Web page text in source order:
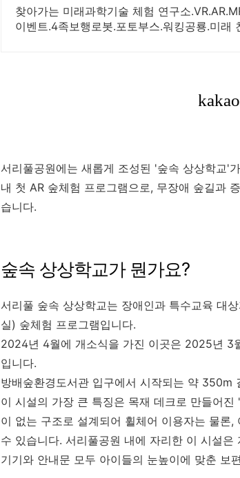
찾아가는 미래과학기술 체험 연구소
이벤트.4족보행로봇.포토부스.워킹공룡.미래
서리풀공원에는 새롭게 조성된 '숲속 상상학교'
내 첫 AR 숲체험 프로그램으로, 무장애 숲길과
습니다.
숲속 상상학교가 뭔가요?
서리풀 숲속 상상학교는 장애인과 특수교육 대
실) 숲체험 프로그램입니다.
2024년 4월에 개소식을 가진 이곳은 2025년 3
입니다.
방배숲환경도서관 입구에서 시작되는 약 350m
이 시설의 가장 큰 특징은 목재 데크로 만들어
이 없는 구조로 설계되어 휠체어 이용자는 물론
수 있습니다. 서리풀공원 내에 자리한 이 시설
기기와 안내문 모두 아이들의 눈높이에 맞춘 보